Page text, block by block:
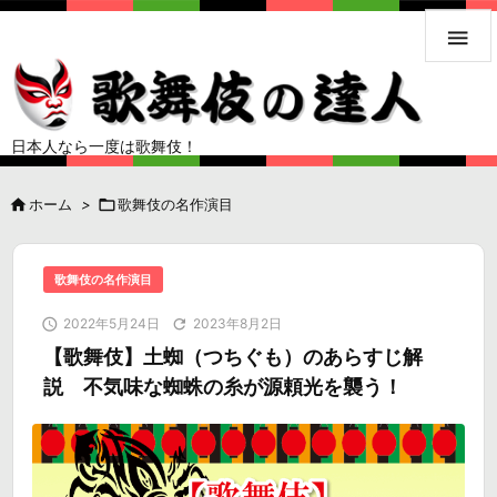
日本人なら一度は歌舞伎！

 ホーム > 歌舞伎の名作演目
歌舞伎の名作演目
 2022年5月24日  2023年8月2日
【歌舞伎】土蜘（つちぐも）のあらすじ解
説 不気味な蜘蛛の糸が源頼光を襲う！